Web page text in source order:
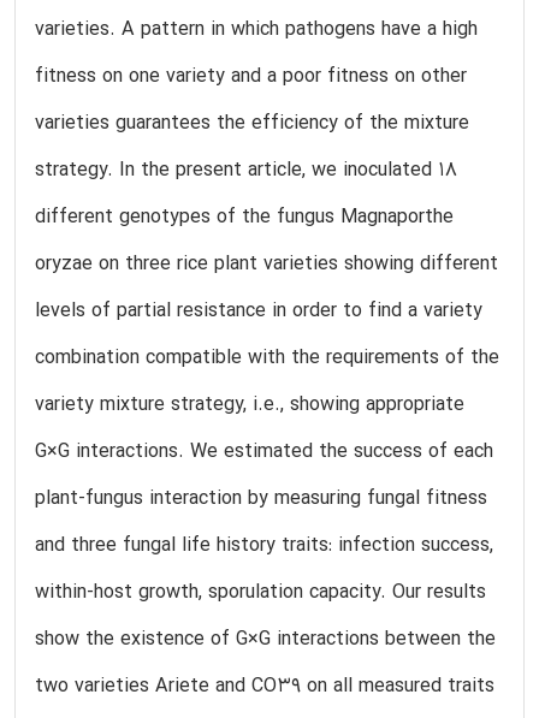
varieties. A pattern in which pathogens have a high
fitness on one variety and a poor fitness on other
varieties guarantees the efficiency of the mixture
strategy. In the present article, we inoculated 18
different genotypes of the fungus Magnaporthe
oryzae on three rice plant varieties showing different
levels of partial resistance in order to find a variety
combination compatible with the requirements of the
variety mixture strategy, i.e., showing appropriate
G×G interactions. We estimated the success of each
plant-fungus interaction by measuring fungal fitness
and three fungal life history traits: infection success,
within-host growth, sporulation capacity. Our results
show the existence of G×G interactions between the
two varieties Ariete and CO39 on all measured traits